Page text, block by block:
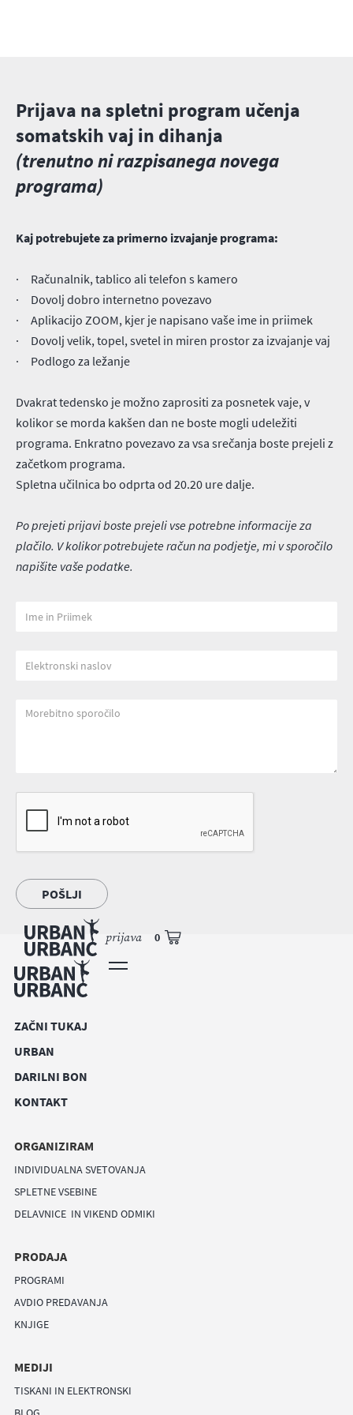
Prijava na spletni program učenja
somatskih vaj in dihanja
(trenutno ni razpisanega novega
programa)
Kaj potrebujete za primerno izvajanje programa:
· Računalnik, tablico ali telefon s kamero
· Dovolj dobro internetno povezavo
· Aplikacijo ZOOM, kjer je napisano vaše ime in priimek
· Dovolj velik, topel, svetel in miren prostor za izvajanje vaj
· Podlogo za ležanje
Dvakrat tedensko je možno zaprositi za posnetek vaje, v
kolikor se morda kakšen dan ne boste mogli udeležiti
programa. Enkratno povezavo za vsa srečanja boste prejeli z
začetkom programa.
Spletna učilnica bo odprta od 20.20 ure dalje.
Po prejeti prijavi boste prejeli vse potrebne informacije za
plačilo. V kolikor potrebujete račun na podjetje, mi v sporočilo
napišite vaše podatke.
prijava 0
ZAČNI TUKAJ
URBAN
DARILNI BON
KONTAKT
ORGANIZIRAM
INDIVIDUALNA SVETOVANJA
SPLETNE VSEBINE
DELAVNICE IN VIKEND ODMIKI
PRODAJA
PROGRAMI
AVDIO PREDAVANJA
KNJIGE
MEDIJI
TISKANI IN ELEKTRONSKI